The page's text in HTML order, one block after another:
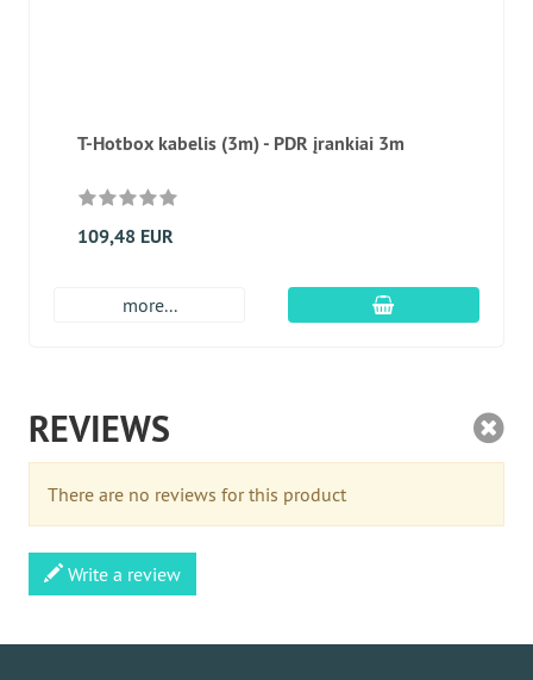
T-Hotbox kabelis (3m) - PDR įrankiai 3m
109,48 EUR
more... Įdėti į krepšį
REVIEWS
There are no reviews for this product
Write a review